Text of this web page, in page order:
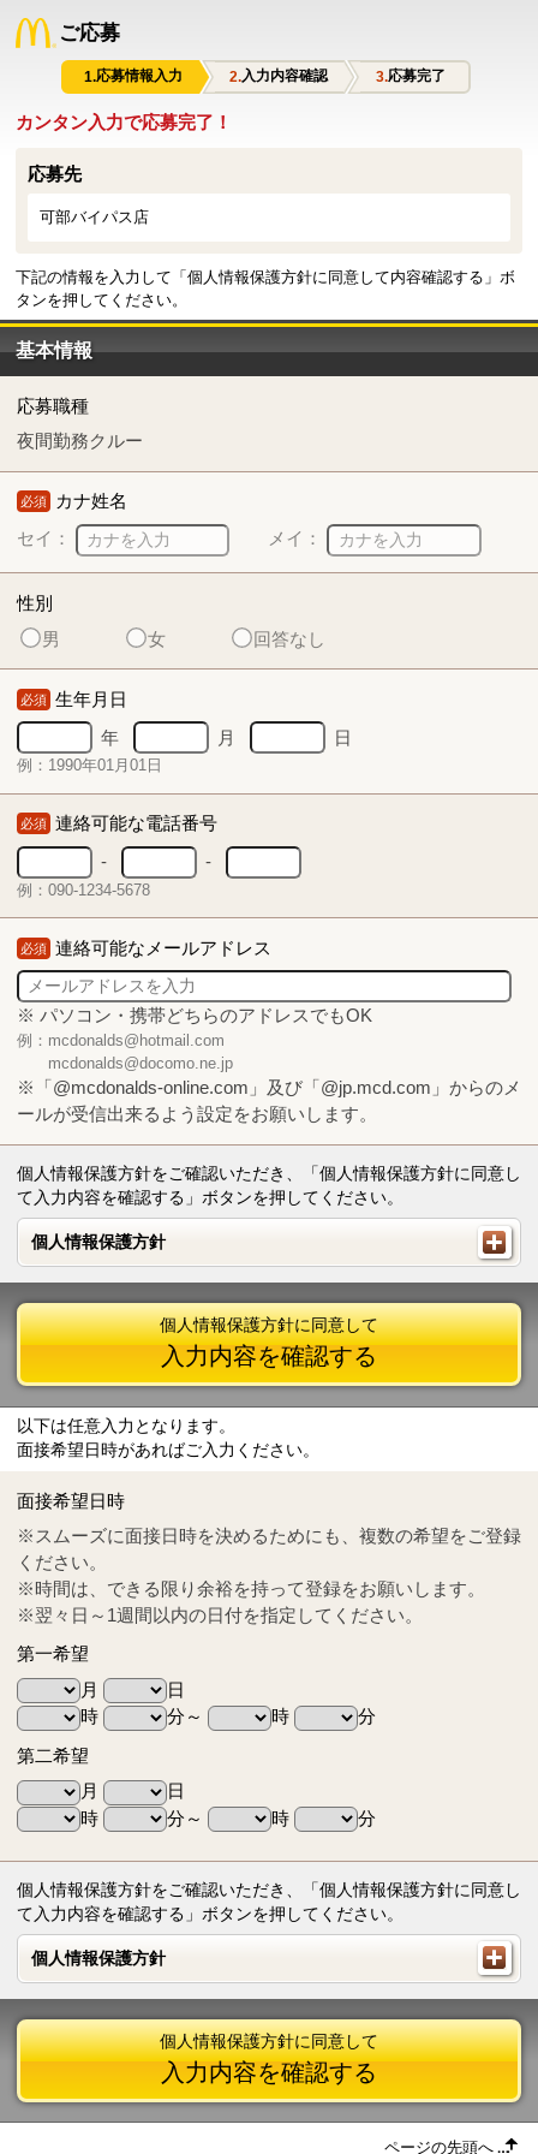
ご応募
応募情報入力 入力内容確認 応募完了
カンタン入力で応募完了！
応募先
可部バイパス店
下記の情報を入力して「個人情報保護方針に同意して内容確認する」ボ
タンを押してください。
基本情報
応募職種
夜間勤務クルー
必須 カナ姓名
セイ：
メイ：
性別
男
女 回答なし
必須 生年月日
年
月 日
例：1990年01月01日
必須 連絡可能な電話番号
-
-
例：090-1234-5678
必須 連絡可能なメールアドレス
※ パソコン・携帯どちらのアドレスでもOK
例：mcdonalds@hotmail.com
mcdonalds@docomo.ne.jp
※「@mcdonalds-online.com」及び「@jp.mcd.com」からのメ
ールが受信出来るよう設定をお願いします。
個人情報保護方針をご確認いただき、「個人情報保護方針に同意し
て入力内容を確認する」ボタンを押してください。
個人情報保護方針
個人情報保護方針
Tel
0570-55-0314
個人情報保護方針に同意して
入力内容を確認する
以下は任意入力となります。
面接希望日時があればご入力ください。
面接希望日時
※スムーズに面接日時を決めるためにも、複数の希望をご登録
ください。
※時間は、できる限り余裕を持って登録をお願いします。
※翌々日～1週間以内の日付を指定してください。
第一希望
月
日
時
分～ 時
分
第二希望
月
日
時
分～ 時 分
個人情報保護方針をご確認いただき、「個人情報保護方針に同意し
て入力内容を確認する」ボタンを押してください。
個人情報保護方針
個人情報保護方針
個人情報保護方針に同意して
入力内容を確認する
ページの先頭へ